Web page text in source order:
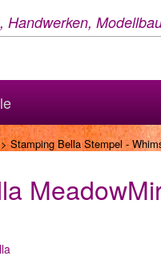
Handwerken,
Stamping Bella Stempel -